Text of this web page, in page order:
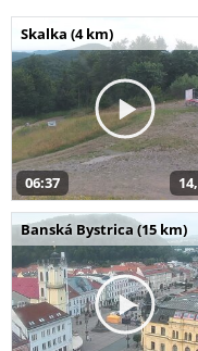
Skalka (4 km)
06:37
Banská Bystrica (15 km)